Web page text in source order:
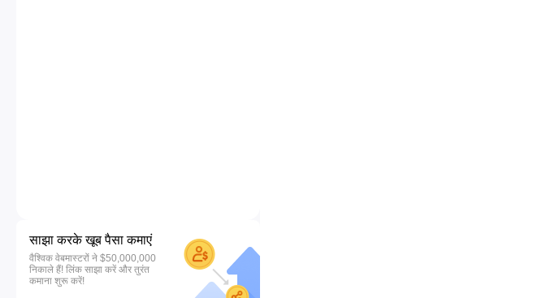
साझा करके खूब पैसा कमाएं
वैश्विक वेबमास्टरों ने $50,000,000
निकाले हैं! लिंक साझा करें और तुरंत
कमाना शुरू करें!